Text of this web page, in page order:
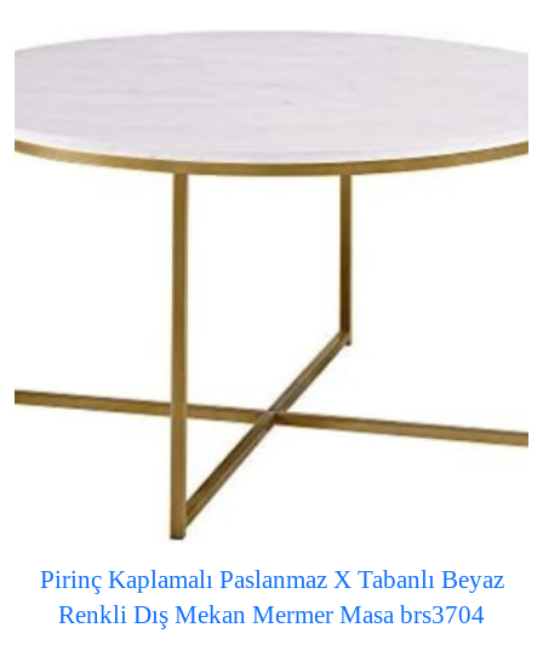
Pirinç Kaplamalı Paslanmaz X Tabanlı Beyaz
Renkli Dış Mekan Mermer Masa brs3704